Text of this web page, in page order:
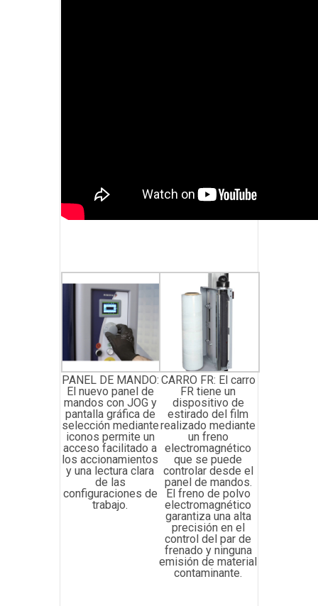
PANEL DE MANDO:
El nuevo panel de
mandos con JOG y
pantalla gráfica de
selección mediante
iconos permite un
acceso facilitado a
los accionamientos
y una lectura clara
de las
configuraciones de
trabajo.
CARRO FR: El carro
FR tiene un
dispositivo de
estirado del film
realizado mediante
un freno
electromagnético
que se puede
controlar desde el
panel de mandos.
El freno de polvo
electromagnético
garantiza una alta
precisión en el
control del par de
frenado y ninguna
emisión de material
contaminante.